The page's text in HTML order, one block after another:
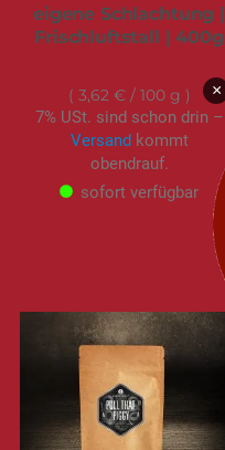
eigene Schlachtung |
Frischluftstall | 400g
3,62 €/ 100 g
7% USt. sind schon drin –
Versandkommt
obendrauf.
sofort verfügbar
×